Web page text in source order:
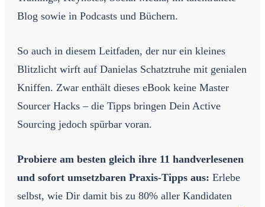
Blog sowie in Podcasts und Büchern.
So auch in diesem Leitfaden, der nur ein kleines
Blitzlicht wirft auf Danielas Schatztruhe mit genialen
Kniffen. Zwar enthält dieses eBook keine Master
Sourcer Hacks – die Tipps bringen Dein Active
Sourcing jedoch spürbar voran.
Probiere am besten gleich ihre 11 handverlesenen
und sofort umsetzbaren Praxis-Tipps aus: Erlebe
selbst, wie Dir damit bis zu 80% aller Kandidaten